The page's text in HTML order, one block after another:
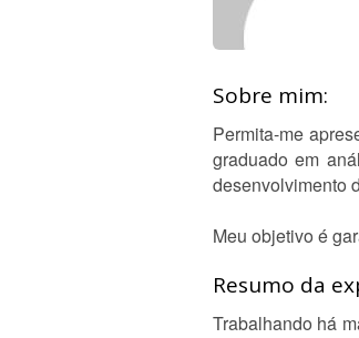
Sobre mim:
Permita-me
graduado em
desenvolvimento
Meu objetivo é
Resumo da
Trabalhando há